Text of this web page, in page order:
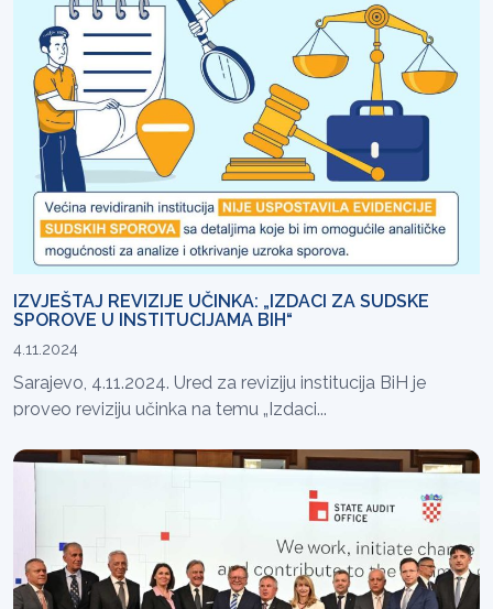
IZVJEŠTAJ REVIZIJE UČINKA: „IZDACI ZA SUDSKE
SPOROVE U INSTITUCIJAMA BIH“
4.11.2024
Sarajevo, 4.11.2024. Ured za reviziju institucija BiH je
proveo reviziju učinka na temu „Izdaci...